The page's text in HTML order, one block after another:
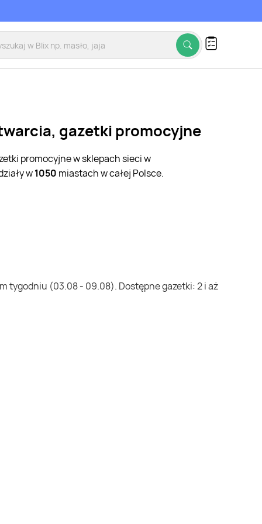
gazetki promocyjne
promocyjne w sklepach sieci w
w1050 miastach w całej Polsce.
tygodniu (03.08 - 09.08). Dostępne gazetki: 2 i aż